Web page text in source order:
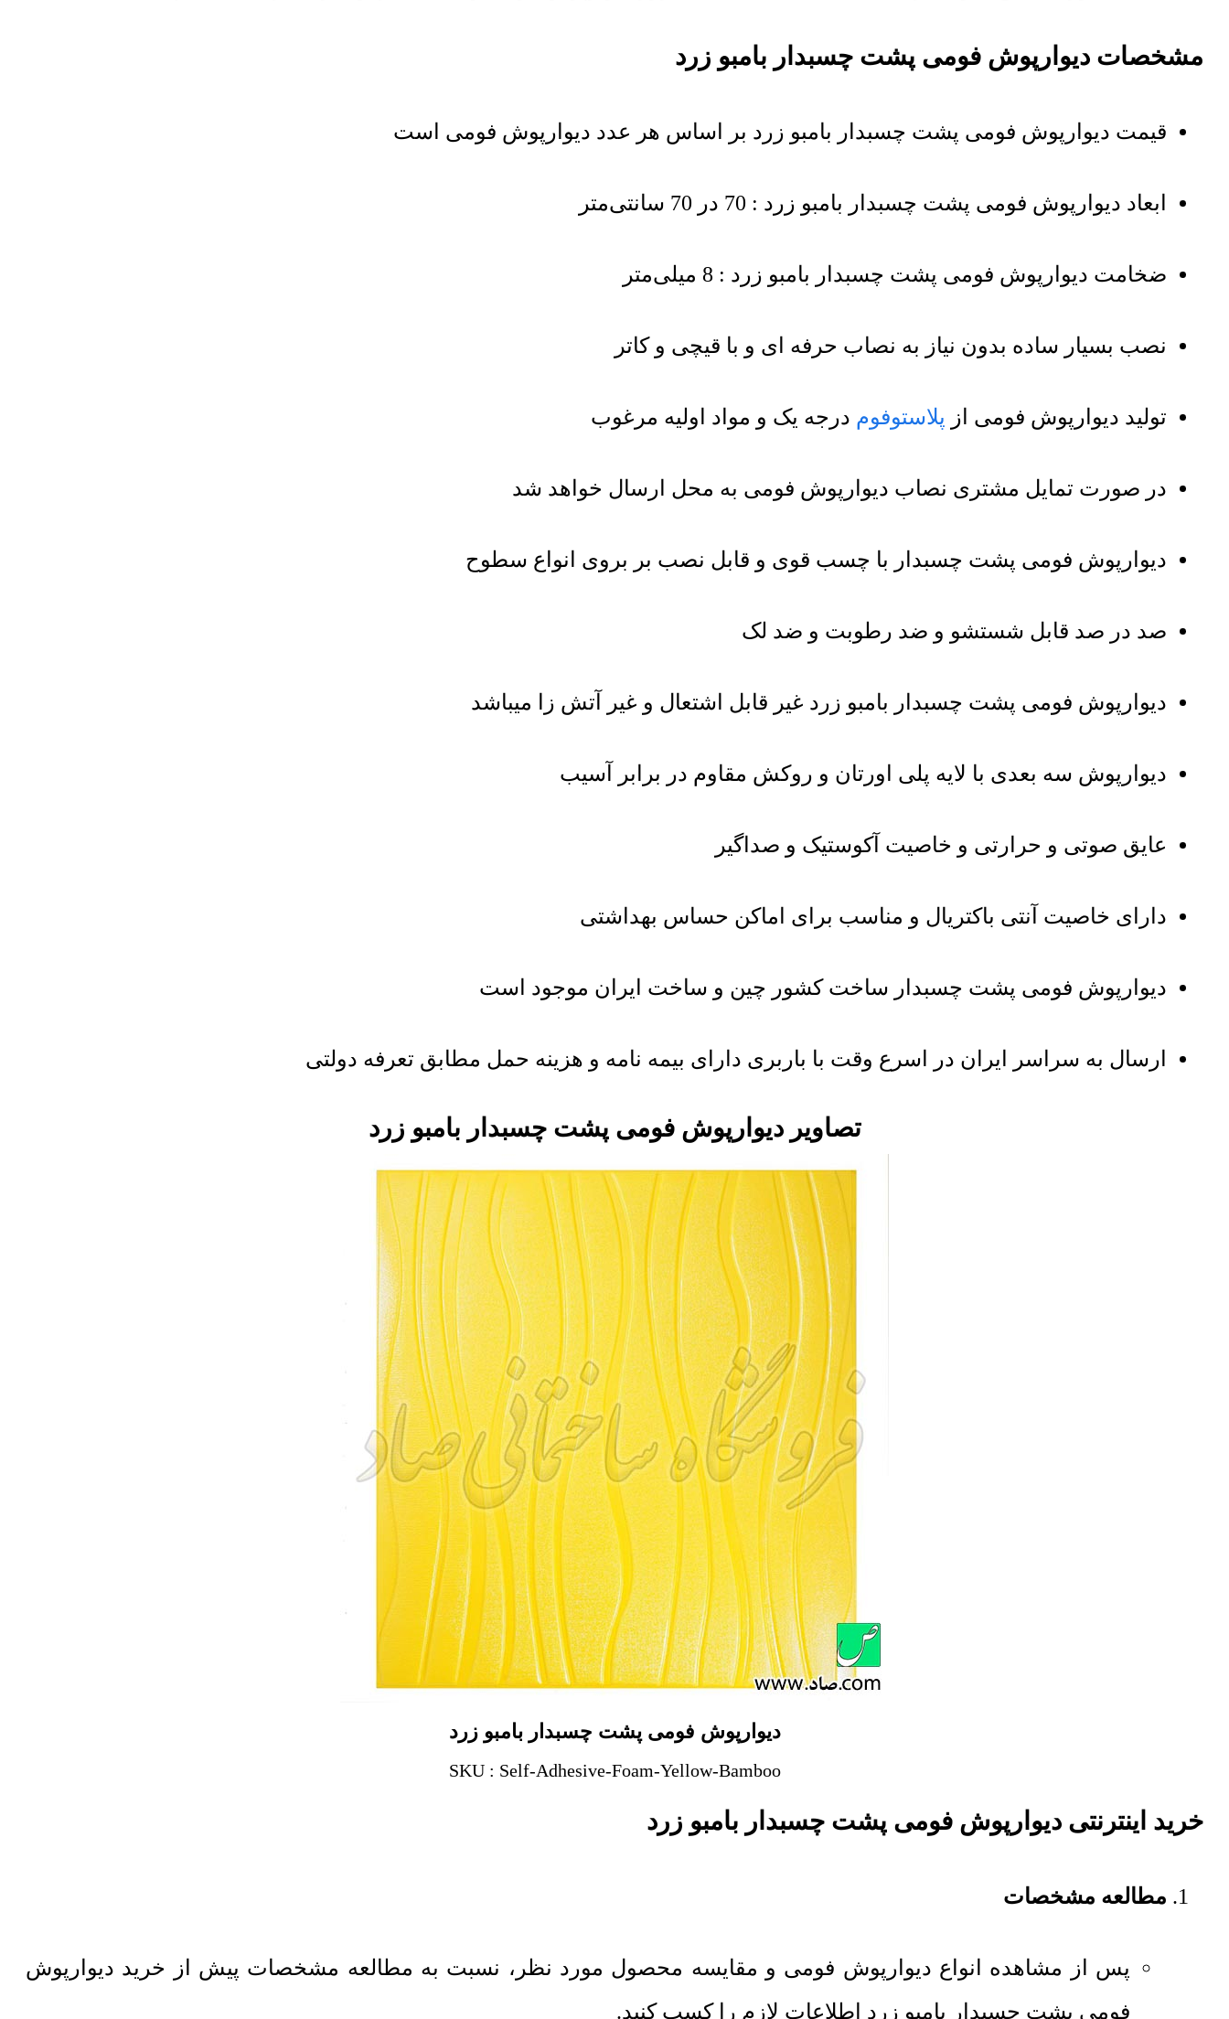
مشخصات دیوارپوش فومی پشت چسبدار بامبو زرد
قیمت دیوارپوش فومی پشت چسبدار بامبو زرد بر اساس هر عدد دیوارپوش فومی است
ابعاد دیوارپوش فومی پشت چسبدار بامبو زرد : 70 در 70 سانتی‌متر
ضخامت دیوارپوش فومی پشت چسبدار بامبو زرد : 8 میلی‌متر
نصب بسیار ساده بدون نیاز به نصاب حرفه ای و با قیچی و کاتر
تولید دیوارپوش فومی از پلاستوفوم درجه یک و مواد اولیه مرغوب
در صورت تمایل مشتری نصاب دیوارپوش فومی به محل ارسال خواهد شد
دیوارپوش فومی پشت چسبدار با چسب قوی و قابل نصب بر بروی انواع سطوح
صد در صد قابل شستشو و ضد رطوبت و ضد لک
دیوارپوش فومی پشت چسبدار بامبو زرد غیر قابل اشتعال و غیر آتش زا میباشد
دیوارپوش سه بعدی با لایه پلی اورتان و روکش مقاوم در برابر آسیب
عایق صوتی و حرارتی و خاصیت آکوستیک و صداگیر
دارای خاصیت آنتی باکتریال و مناسب برای اماکن حساس بهداشتی
دیوارپوش فومی پشت چسبدار ساخت کشور چین و ساخت ایران موجود است
ارسال به سراسر ایران در اسرع وقت با باربری دارای بیمه نامه و هزینه حمل مطابق تعرفه دولتی
تصاویر دیوارپوش فومی پشت چسبدار بامبو زرد
دیوارپوش فومی پشت چسبدار بامبو زرد
SKU : Self-Adhesive-Foam-Yellow-Bamboo
خرید اینترنتی دیوارپوش فومی پشت چسبدار بامبو زرد
مطالعه مشخصات
پس از مشاهده انواع دیوارپوش فومی و مقایسه محصول مورد نظر، نسبت به مطالعه مشخصات پیش از خرید دیوارپوش
فومی پشت چسبدار بامبو زرد اطلاعات لازم را کسب کنید.